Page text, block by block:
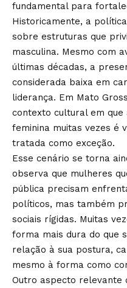
fundamental para
Historicamente, a
sobre estruturas que
masculina. Mesmo com
últimas décadas, a
considerada baixa em
liderança. Em Mato
contexto cultural em
feminina muitas vezes é
tratada como exceção.
Esse cenário se torna
observa que mulheres
pública precisam
políticos, mas também
sociais rígidas. Muitas
forma mais dura do que
relação à sua postura,
mesmo à forma como
Outro aspecto relevante